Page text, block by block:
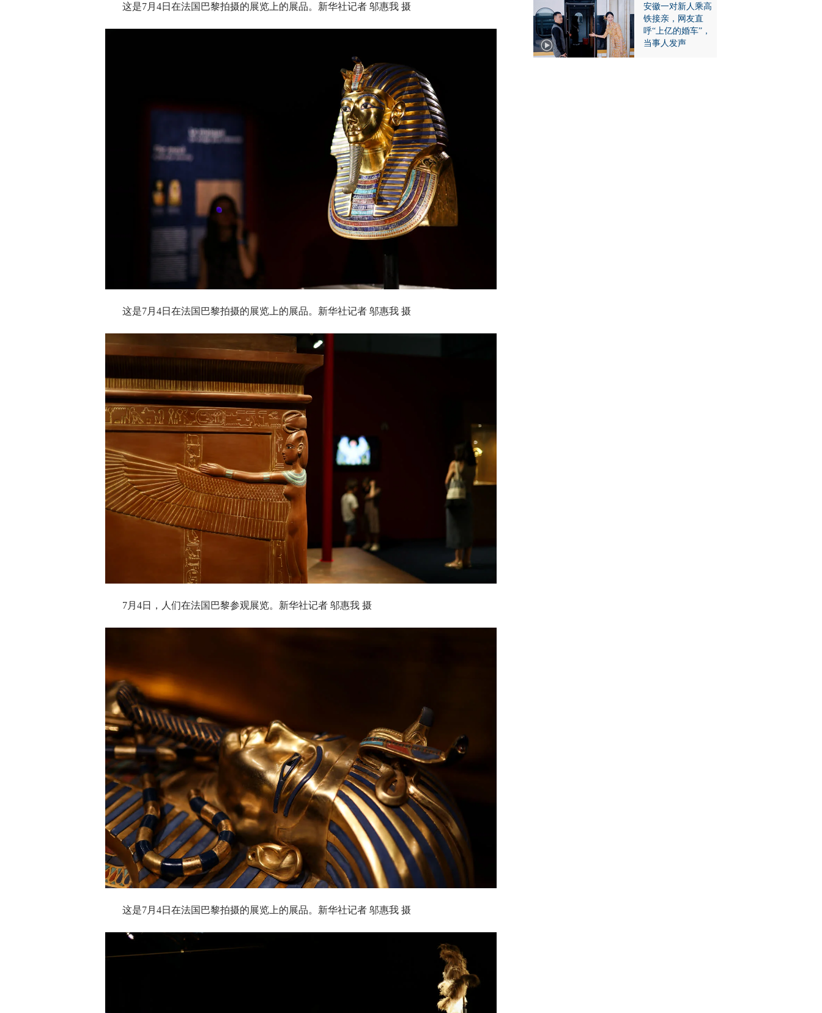
这是7月4日在法国巴黎拍摄的展览上的展品。新华社记者 邬惠我 摄
这是7月4日在法国巴黎拍摄的展览上的展品。新华社记者 邬惠我 摄
7月4日，人们在法国巴黎参观展览。新华社记者 邬惠我 摄
这是7月4日在法国巴黎拍摄的展览上的展品。新华社记者 邬惠我 摄
安徽一对新人乘高
铁接亲，网友直
呼“上亿的婚车”，
当事人发声